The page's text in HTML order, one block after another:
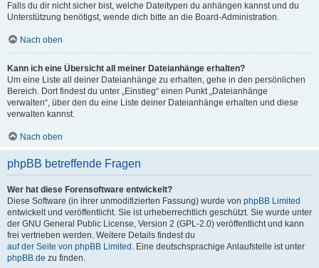
Falls du dir nicht sicher bist, welche Dateitypen du anhängen kannst und du
Unterstützung benötigst, wende dich bitte an die Board-Administration.
Nach oben
Kann ich eine Übersicht all meiner Dateianhänge erhalten?
Um eine Liste all deiner Dateianhänge zu erhalten, gehe in den persönlichen
Bereich. Dort findest du unter „Einstieg“ einen Punkt „Dateianhänge
verwalten“, über den du eine Liste deiner Dateianhänge erhalten und diese
verwalten kannst.
Nach oben
phpBB betreffende Fragen
Wer hat diese Forensoftware entwickelt?
Diese Software (in ihrer unmodifizierten Fassung) wurde von phpBB Limited
entwickelt und veröffentlicht. Sie ist urheberrechtlich geschützt. Sie wurde unter
der GNU General Public License, Version 2 (GPL-2.0) veröffentlicht und kann
frei vertrieben werden. Weitere Details findest du
auf der Seite von phpBB Limited . Eine deutschsprachige Anlaufstelle ist unter
phpBB.de zu finden.